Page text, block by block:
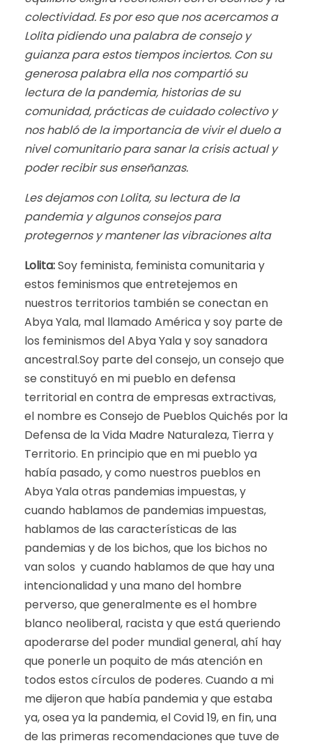
colectividad. Es por eso que nos acercamos a
Lolita pidiendo una palabra de consejo y
guianza para estos tiempos inciertos. Con su
generosa palabra ella nos compartió su
lectura de la pandemia, historias de su
comunidad, prácticas de cuidado colectivo y
nos habló de la importancia de vivir el duelo a
nivel comunitario para sanar la crisis actual y
poder recibir sus enseñanzas.
Les dejamos con Lolita, su lectura de la
pandemia y algunos consejos para
protegernos y mantener las vibraciones alta
Lolita:Soy feminista, feminista comunitaria y
estos feminismos que entretejemos en
nuestros territorios también se conectan en
Abya Yala, mal llamado América y soy parte de
los feminismos del Abya Yala y soy sanadora
ancestral.Soy parte del consejo, un consejo que
se constituyó en mi pueblo en defensa
territorial en contra de empresas extractivas,
el nombre es Consejo de Pueblos Quichés por la
Defensa de la Vida Madre Naturaleza, Tierra y
Territorio. En principio que en mi pueblo ya
había pasado, y como nuestros pueblos en
Abya Yala otras pandemias impuestas, y
cuando hablamos de pandemias impuestas,
hablamos de las características de las
pandemias y de los bichos, que los bichos no
van solos y cuando hablamos de que hay una
intencionalidad y una mano del hombre
perverso, que generalmente es el hombre
blanco neoliberal, racista y que está queriendo
apoderarse del poder mundial general, ahí hay
que ponerle un poquito de más atención en
todos estos círculos de poderes. Cuando a mi
me dijeron que había pandemia y que estaba
ya, osea ya la pandemia, el Covid 19, en fin, una
de las primeras recomendaciones que tuve de